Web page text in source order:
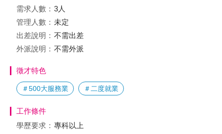
需求人數： 3人
管理人數： 未定
出差說明： 不需出差
外派說明： 不需外派
徵才特色
＃500大服務業 ＃二度就業
工作條件
學歷要求： 專科以上